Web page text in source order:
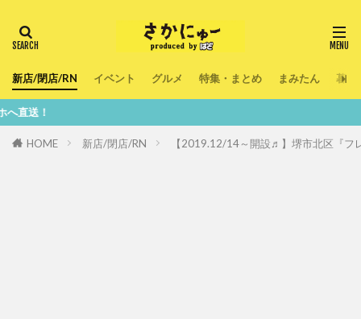
新店/閉店/RN イベント グルメ 特集・まとめ まみたん 暮ら
HOME 新店/閉店/RN 【2019.12/14～開設♬】堺市北区『フ